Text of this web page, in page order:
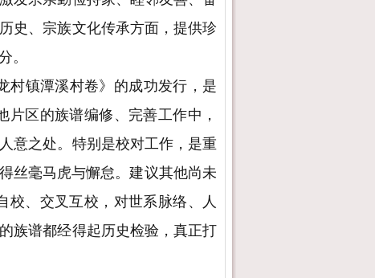
史、宗族文化传承方面，提供珍
。
村镇潭溪村卷》的成功发行，是
区的族谱编修、完善工作中，
意之处。特别是校对工作，是重
丝毫马虎与懈怠。建议其他尚未
校、交叉互校，对世系脉络、人
族谱都经得起历史检验，真正打